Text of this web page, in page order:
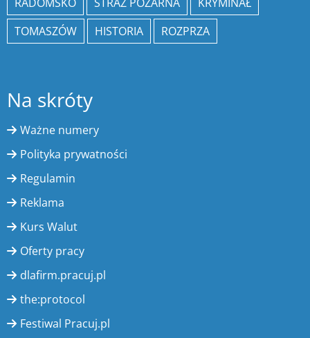
TOMASZÓW
HISTORIA ROZPRZA
Na skróty
Ważne numery
Polityka prywatności
Regulamin
Reklama
Kurs Walut
Oferty pracy
dlafirm.pracuj.pl
the:protocol
Festiwal Pracuj.pl